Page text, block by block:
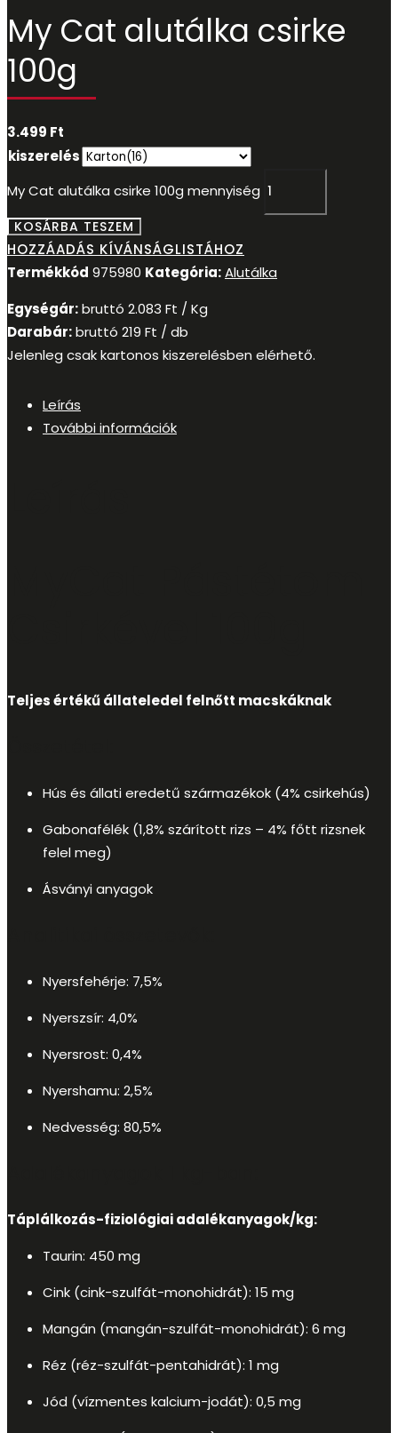
My Cat alutálka csirke
100g
3.499 Ft
kiszerelés
My Cat alutálka csirke 100g mennyiség
KOSÁRBA TESZEM
HOZZÁADÁS KÍVÁNSÁGLISTÁHOZ
Termékkód 975980 Kategória:Alutálka
Egységár:bruttó 2.083 Ft / Kg
Darabár:bruttó 219 Ft / db
Jelenleg csak kartonos kiszerelésben elérhető.
Leírás
További információk
Teljes értékű állateledel felnőtt macskáknak
Hús és állati eredetű származékok (4% csirkehús)
Gabonafélék (1,8% szárított rizs – 4% főtt rizsnek
felel meg)
Ásványi anyagok
Nyersfehérje: 7,5%
Nyerszsír: 4,0%
Nyersrost: 0,4%
Nyershamu: 2,5%
Nedvesség: 80,5%
Táplálkozás-fiziológiai adalékanyagok/kg:
Taurin: 450 mg
Cink (cink-szulfát-monohidrát): 15 mg
Mangán (mangán-szulfát-monohidrát): 6 mg
Réz (réz-szulfát-pentahidrát): 1 mg
Jód (vízmentes kalcium-jodát): 0,5 mg